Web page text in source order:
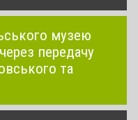
музею
передачу
та